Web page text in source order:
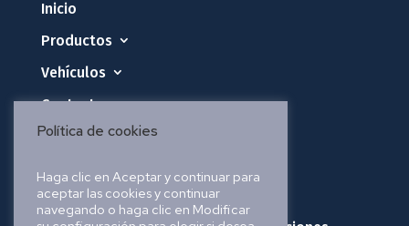
Inicio
Productos
Vehículos
Contacto
Política de cookies
Política de cookies
Haga clic en Aceptar y continuar para
aceptar las cookies y continuar
navegando o haga clic en Modificar